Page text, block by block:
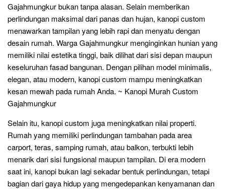
Gajahmungkur bukan tanpa alasan. Selain memberikan
perlindungan maksimal dari panas dan hujan, kanopi custom
menawarkan tampilan yang lebih rapi dan menyatu dengan
desain rumah. Warga Gajahmungkur menginginkan hunian yang
memiliki nilai estetika tinggi, baik dilihat dari sisi depan maupun
keseluruhan fasad bangunan. Dengan pilihan model minimalis,
elegan, atau modern, kanopi custom mampu meningkatkan
kesan mewah pada rumah Anda. ~ Kanopi Murah Custom
Gajahmungkur
Selain itu, kanopi custom juga meningkatkan nilai properti.
Rumah yang memiliki perlindungan tambahan pada area
carport, teras, samping rumah, atau balkon, terbukti lebih
menarik dari sisi fungsional maupun tampilan. Di era modern
saat ini, kanopi bukan lagi sekadar bentuk perlindungan, tetapi
bagian dari gaya hidup yang mengedepankan kenyamanan dan